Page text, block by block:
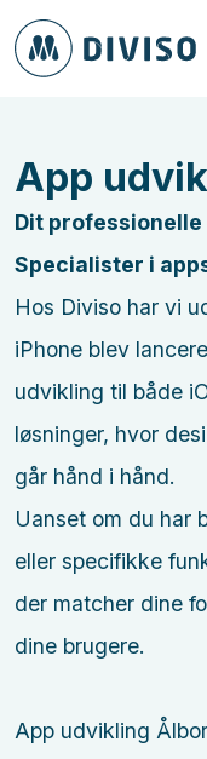
App
Dit
Specialister i
Hos Diviso har vi
iPhone blev
udvikling til både
løsninger, hvor
går hånd i hånd.
Uanset om du har
eller specifikke
der matcher dine
dine brugere.
App udvikling